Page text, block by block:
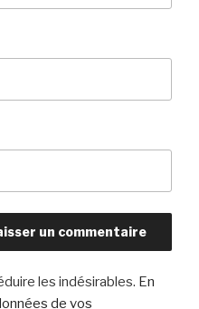
les indésirables. En
de vos